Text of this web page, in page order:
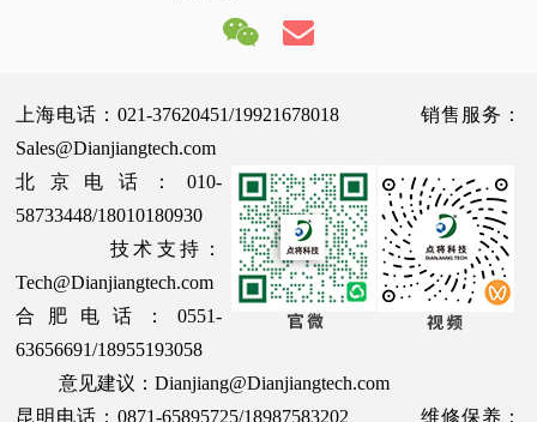
上海电话：021-37620451/19921678018 销售服务：
Sales@Dianjiangtech.com
北京电话：010-
58733448/18010180930
技术支持：
Tech@Dianjiangtech.com
合肥电话：0551-
63656691/18955193058
意见建议：Dianjiang@Dianjiangtech.com
昆明电话：0871-65895725/18987583202 维修保养：